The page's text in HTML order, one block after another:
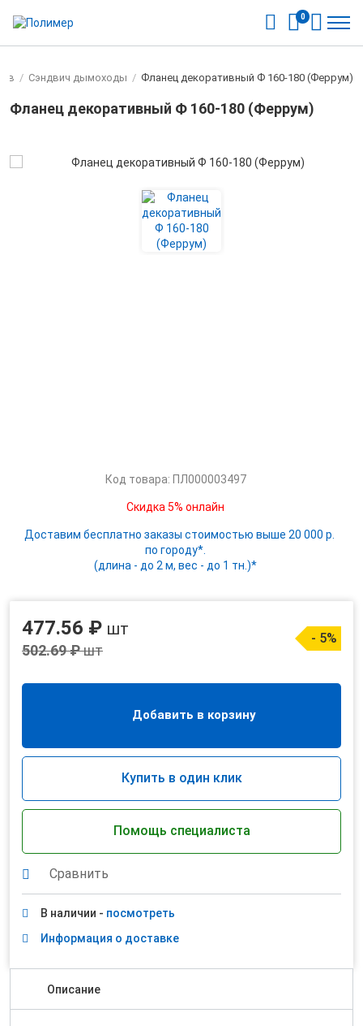
0
/ Cэндвич дымоходы / Фланец декоративный Ф 160-180 (Феррум)
Фланец декоративный Ф 160-180 (Феррум)
Код товара: ПЛ000003497
Скидка 5% онлайн
Доставим бесплатно заказы стоимостью выше 20 000 р.
по городу*.
(длина - до 2 м, вес - до 1 тн.)*
477.56 ₽ шт
502.69 ₽шт
- 5%
Добавить в корзину
Купить в один клик
Помощь специалиста
Сравнить
В наличии - посмотреть
Информация о доставке
Описание